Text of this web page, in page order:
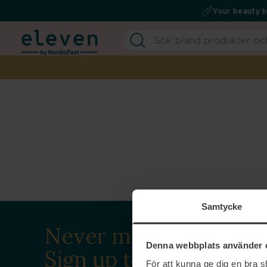
Samtycke
Denna webbplats använder
För att kunna ge dig en bra
Your beauty
Never miss a beat.
Sign up to our